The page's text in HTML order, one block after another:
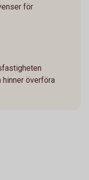
för
hinner överföra